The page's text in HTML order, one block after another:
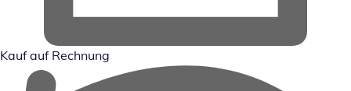
Kauf auf Rechnung